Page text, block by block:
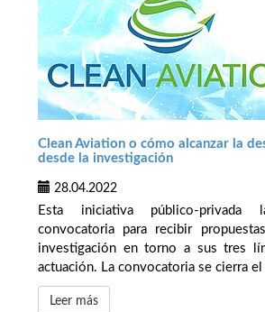
Clean Aviation o cómo alcanzar la
desde la investigación
28.04.2022
Esta iniciativa público-privada
convocatoria para recibir
investigación en torno a sus tres
actuación. La convocatoria se cierra
Leer más